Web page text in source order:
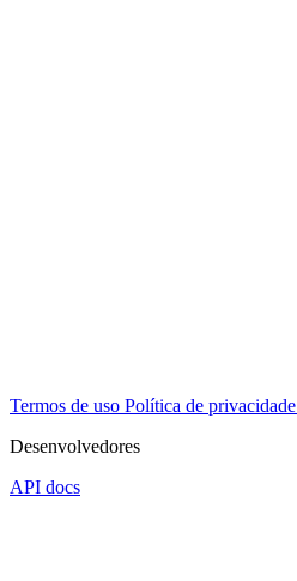
Termos de uso Política de privacidade
Desenvolvedores
API docs